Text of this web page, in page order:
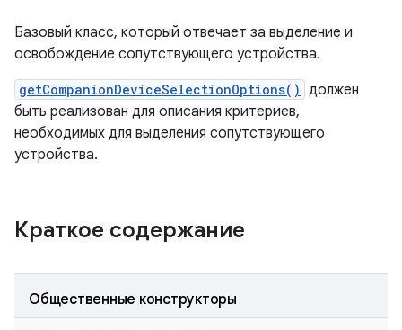
Базовый класс, который отвечает за выделение и
освобождение сопутствующего устройства.
getCompanionDeviceSelectionOptions() должен
быть реализован для описания критериев,
необходимых для выделения сопутствующего
устройства.
Краткое содержание
Общественные конструкторы